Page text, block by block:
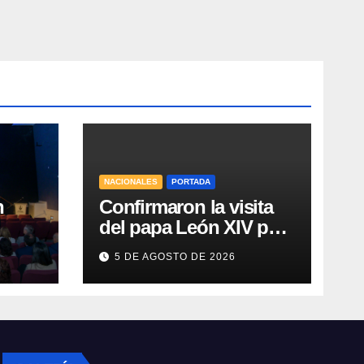
NACIONALES PORTADA
Confirmaron la visita
del papa León XIV para
noviembre a la
Argentina
5 DE AGOSTO DE 2026